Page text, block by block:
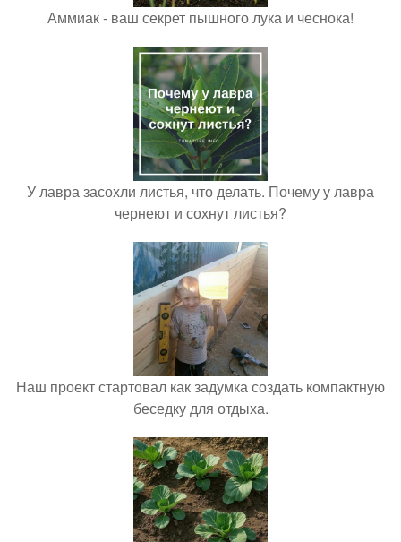
Аммиак - ваш секрет пышного лука и чеснока!
У лавра засохли листья, что делать. Почему у лавра
чернеют и сохнут листья?
Наш проект стартовал как задумка создать компактную
беседку для отдыха.